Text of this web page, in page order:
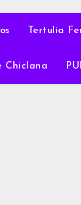
Tertulia
Chiclana